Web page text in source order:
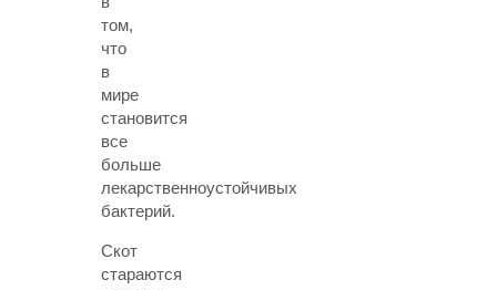
том,
что
в
мире
становится
все
больше
лекарственноустойчивых
бактерий.
Скот
стараются